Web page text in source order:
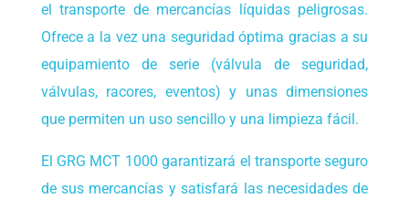
el transporte de mercancías líquidas peligrosas.
Ofrece a la vez una seguridad óptima gracias a su
equipamiento de serie (válvula de seguridad,
válvulas, racores, eventos) y unas dimensiones
que permiten un uso sencillo y una limpieza fácil.
El GRG MCT 1000 garantizará el transporte seguro
de sus mercancías y satisfará las necesidades de